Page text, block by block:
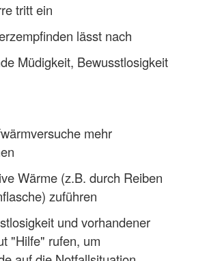
tritt ein
lässt nach
Müdigkeit, Bewusstlosigkeit
mehr
Wärme (z.B. durch Reiben
zuführen
und vorhandener
"Hilfe" rufen, um